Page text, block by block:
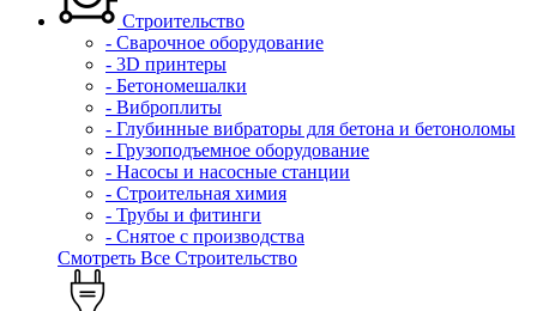
Строительство
- Сварочное оборудование
- 3D принтеры
- Бетономешалки
- Виброплиты
- Глубинные вибраторы для бетона и бетоноломы
- Грузоподъемное оборудование
- Насосы и насосные станции
- Строительная химия
- Трубы и фитинги
- Снятое с производства
Смотреть Все Строительство